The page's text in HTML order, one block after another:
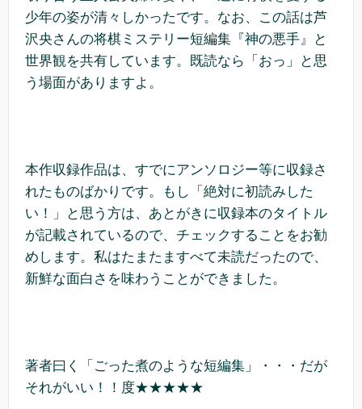
少年の姿が清々しかったです。なお、この話は芦
沢央さんの将棋ミステリー短編集『神の悪手』と
世界観を共有しています。既読なら「おっ」と思
う場面がありますよ。
本作収録作品は、すでにアンソロジー等に収録さ
れたものばかりです。もし「絶対に初読みした
い！」と思う方は、あとがきに収録本のタイトル
が記載されているので、チェックすることをお勧
めします。私はたまたますべて未読だったので、
新鮮な面白さを味わうことができました。
著者曰く「ごった煮のような短編集」・・・だが
それがいい！！度★★★★★